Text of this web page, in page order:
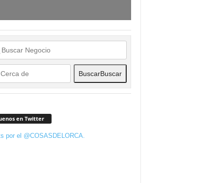
BuscarBuscar
en Twitter
por el @COSASDELORCA.